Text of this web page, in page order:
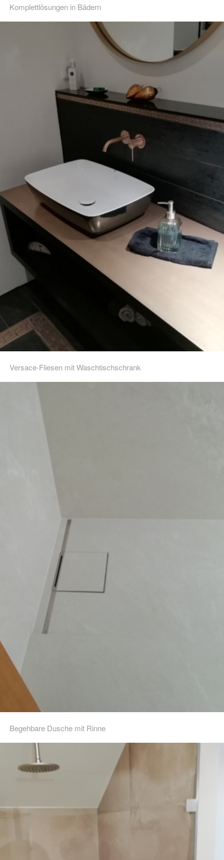
Komplettlösungen in Bädern
Versace-Fliesen mit Waschtischschrank
Begehbare Dusche mit Rinne